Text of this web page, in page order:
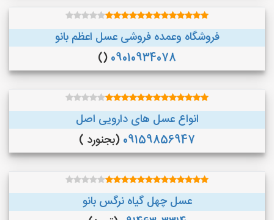
فروشگاه وعمده فروشی عسل اعظم بانو
09010934078
()
انواع عسل های دارویی اصل
09159856947 (بجنورد )
عسل چهل گیاه نرگس بانو